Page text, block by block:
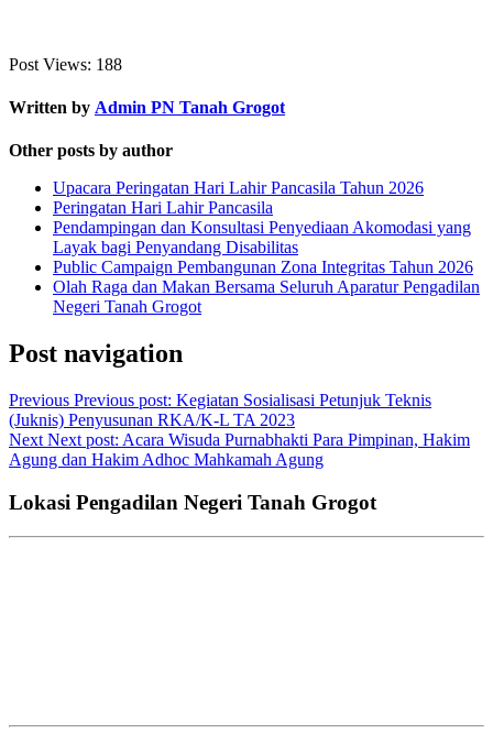
Post Views: 188
Written by Admin PN Tanah Grogot
Other posts by author
Upacara Peringatan Hari Lahir Pancasila Tahun 2026
Peringatan Hari Lahir Pancasila
Pendampingan dan Konsultasi Penyediaan Akomodasi yang
Layak bagi Penyandang Disabilitas
Public Campaign Pembangunan Zona Integritas Tahun 2026
Olah Raga dan Makan Bersama Seluruh Aparatur Pengadilan
Negeri Tanah Grogot
Post navigation
Previous Previous post: Kegiatan Sosialisasi Petunjuk Teknis
(Juknis) Penyusunan RKA/K-L TA 2023
Next Next post: Acara Wisuda Purnabhakti Para Pimpinan, Hakim
Agung dan Hakim Adhoc Mahkamah Agung
Lokasi Pengadilan Negeri Tanah Grogot